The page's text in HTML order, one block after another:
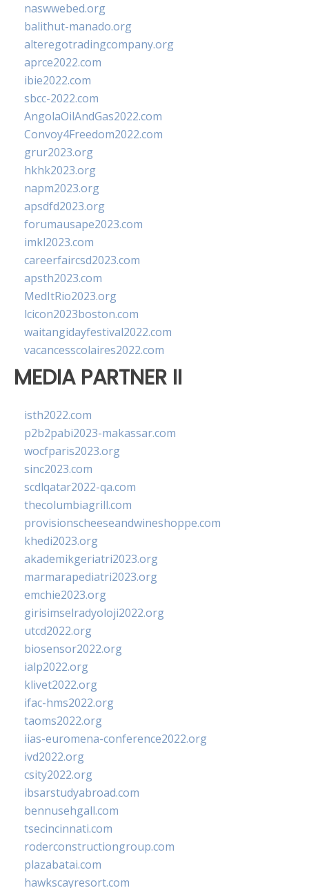
naswwebed.org
balithut-manado.org
alteregotradingcompany.org
aprce2022.com
ibie2022.com
sbcc-2022.com
AngolaOilAndGas2022.com
Convoy4Freedom2022.com
grur2023.org
hkhk2023.org
napm2023.org
apsdfd2023.org
forumausape2023.com
imkl2023.com
careerfaircsd2023.com
apsth2023.com
MedItRio2023.org
lcicon2023boston.com
waitangidayfestival2022.com
vacancesscolaires2022.com
MEDIA PARTNER II
isth2022.com
p2b2pabi2023-makassar.com
wocfparis2023.org
sinc2023.com
scdlqatar2022-qa.com
thecolumbiagrill.com
provisionscheeseandwineshoppe.com
khedi2023.org
akademikgeriatri2023.org
marmarapediatri2023.org
emchie2023.org
girisimselradyoloji2022.org
utcd2022.org
biosensor2022.org
ialp2022.org
klivet2022.org
ifac-hms2022.org
taoms2022.org
iias-euromena-conference2022.org
ivd2022.org
csity2022.org
ibsarstudyabroad.com
bennusehgall.com
tsecincinnati.com
roderconstructiongroup.com
plazabatai.com
hawkscayresort.com